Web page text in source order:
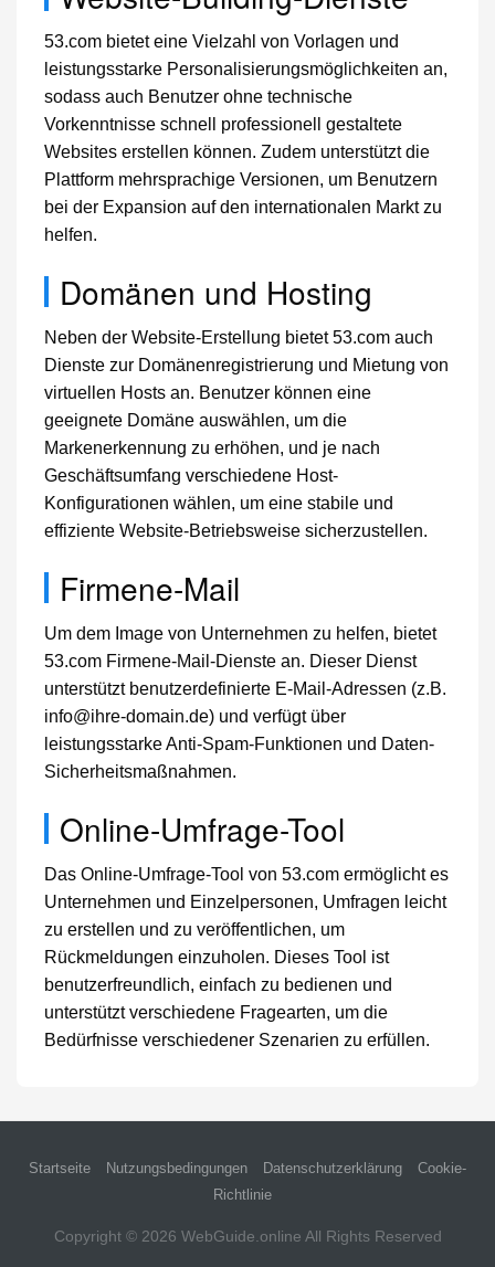
53.com bietet eine Vielzahl von Vorlagen und
leistungsstarke Personalisierungsmöglichkeiten an,
sodass auch Benutzer ohne technische
Vorkenntnisse schnell professionell gestaltete
Websites erstellen können. Zudem unterstützt die
Plattform mehrsprachige Versionen, um Benutzern
bei der Expansion auf den internationalen Markt zu
helfen.
Domänen und Hosting
Neben der Website-Erstellung bietet 53.com auch
Dienste zur Domänenregistrierung und Mietung von
virtuellen Hosts an. Benutzer können eine
geeignete Domäne auswählen, um die
Markenerkennung zu erhöhen, und je nach
Geschäftsumfang verschiedene Host-
Konfigurationen wählen, um eine stabile und
effiziente Website-Betriebsweise sicherzustellen.
Firmene-Mail
Um dem Image von Unternehmen zu helfen, bietet
53.com Firmene-Mail-Dienste an. Dieser Dienst
unterstützt benutzerdefinierte E-Mail-Adressen (z.B.
info@ihre-domain.de) und verfügt über
leistungsstarke Anti-Spam-Funktionen und Daten-
Sicherheitsmaßnahmen.
Online-Umfrage-Tool
Das Online-Umfrage-Tool von 53.com ermöglicht es
Unternehmen und Einzelpersonen, Umfragen leicht
zu erstellen und zu veröffentlichen, um
Rückmeldungen einzuholen. Dieses Tool ist
benutzerfreundlich, einfach zu bedienen und
unterstützt verschiedene Fragearten, um die
Bedürfnisse verschiedener Szenarien zu erfüllen.
Startseite Nutzungsbedingungen Datenschutzerklärung
Cookie-
Richtlinie
Copyright © 2026 WebGuide.online All Rights Reserved